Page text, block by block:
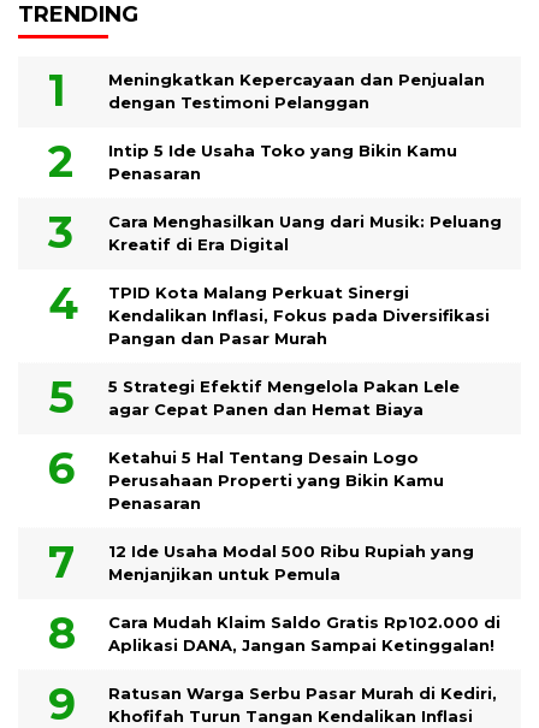
TRENDING
Meningkatkan Kepercayaan dan Penjualan
dengan Testimoni Pelanggan
Intip 5 Ide Usaha Toko yang Bikin Kamu
Penasaran
Cara Menghasilkan Uang dari Musik: Peluang
Kreatif di Era Digital
TPID Kota Malang Perkuat Sinergi
Kendalikan Inflasi, Fokus pada Diversifikasi
Pangan dan Pasar Murah
5 Strategi Efektif Mengelola Pakan Lele
agar Cepat Panen dan Hemat Biaya
Ketahui 5 Hal Tentang Desain Logo
Perusahaan Properti yang Bikin Kamu
Penasaran
12 Ide Usaha Modal 500 Ribu Rupiah yang
Menjanjikan untuk Pemula
Cara Mudah Klaim Saldo Gratis Rp102.000 di
Aplikasi DANA, Jangan Sampai Ketinggalan!
Ratusan Warga Serbu Pasar Murah di Kediri,
Khofifah Turun Tangan Kendalikan Inflasi